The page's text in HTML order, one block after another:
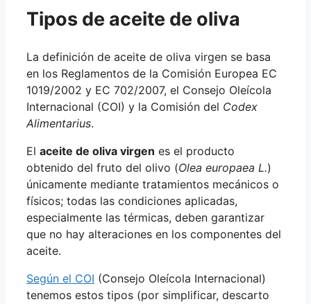
Tipos de aceite de oliva
La definición de aceite de oliva virgen se basa
en los Reglamentos de la Comisión Europea EC
1019/2002 y EC 702/2007, el Consejo Oleícola
Internacional (COI) y la Comisión del Codex
Alimentarius.
El aceite de oliva virgen es el producto
obtenido del fruto del olivo (Olea europaea L.)
únicamente mediante tratamientos mecánicos o
físicos; todas las condiciones aplicadas,
especialmente las térmicas, deben garantizar
que no hay alteraciones en los componentes del
aceite.
Según el COI (Consejo Oleícola Internacional)
tenemos estos tipos (por simplificar, descarto